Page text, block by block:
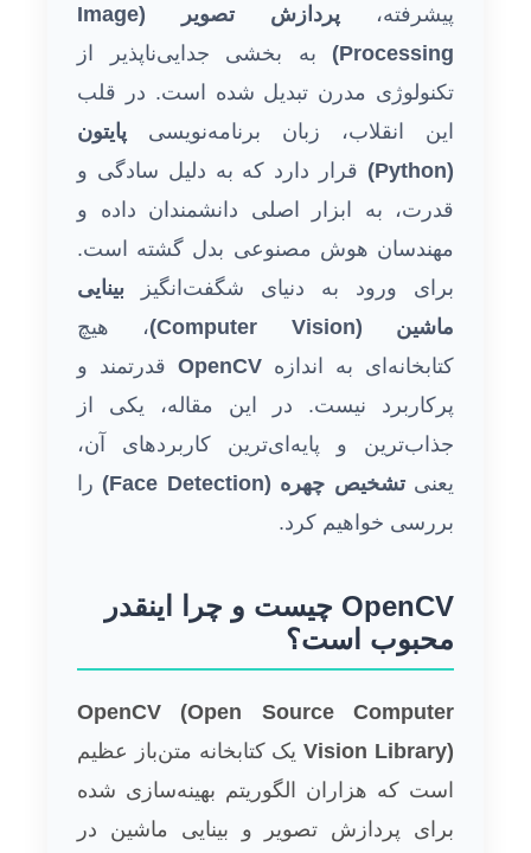
پیشرفته،
پردازش تصویر (Image
Processing)
به بخشی جدایی‌ناپذیر از
تکنولوژی مدرن تبدیل شده است. در قلب
این انقلاب، زبان برنامه‌نویسی پایتون
(Python)
قرار دارد که به دلیل سادگی و
قدرت، به ابزار اصلی دانشمندان داده و
مهندسان هوش مصنوعی بدل گشته است.
برای ورود به دنیای شگفت‌انگیز بینایی
ماشین (Computer Vision)
، هیچ
کتابخانه‌ای به اندازه OpenCV قدرتمند و
پرکاربرد نیست. در این مقاله، یکی از
جذاب‌ترین و پایه‌ای‌ترین کاربردهای آن،
یعنیتشخیص چهره (Face Detection)
را
بررسی خواهیم کرد.
OpenCV چیست و چرا اینقدر
محبوب است؟
OpenCV (Open Source Computer
Vision Library)یک کتابخانه متن‌باز عظیم
است که هزاران الگوریتم بهینه‌سازی شده
برای پردازش تصویر و بینایی ماشین در